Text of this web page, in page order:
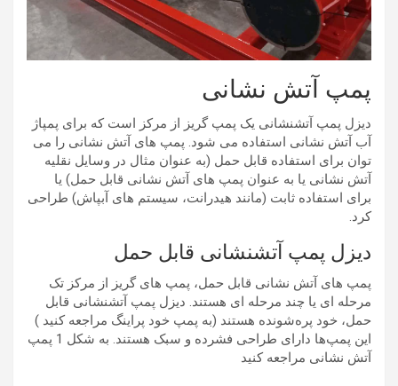
پمپ آتش نشانی
دیزل پمپ آتشنشانی یک پمپ گریز از مرکز است که برای پمپاژ
آب آتش نشانی استفاده می شود. پمپ های آتش نشانی را می
توان برای استفاده قابل حمل (به عنوان مثال در وسایل نقلیه
آتش نشانی یا به عنوان پمپ های آتش نشانی قابل حمل) یا
برای استفاده ثابت (مانند هیدرانت، سیستم های آبپاش) طراحی
کرد.
دیزل پمپ آتشنشانی قابل حمل
پمپ های آتش نشانی قابل حمل، پمپ های گریز از مرکز تک
مرحله ای یا چند مرحله ای هستند. دیزل پمپ آتشنشانی قابل
حمل، خود پره‌شونده هستند (به پمپ خود پراینگ مراجعه کنید )
این پمپ‌ها دارای طراحی فشرده و سبک هستند. به شکل 1 پمپ
آتش نشانی مراجعه کنید